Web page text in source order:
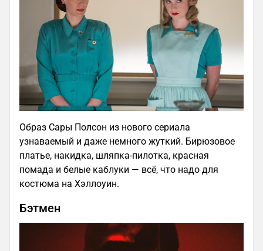
Образ Сары Полсон из нового сериала
узнаваемый и даже немного жуткий. Бирюзовое
платье, накидка, шляпка-пилотка, красная
помада и белые каблуки — всё, что надо для
костюма на Хэллоуин.
Бэтмен